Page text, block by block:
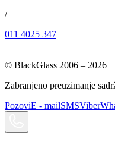
/
011 4025 347
© BlackGlass 2006 – 2026
Zabranjeno preuzimanje
PozoviE - mailSMSViber